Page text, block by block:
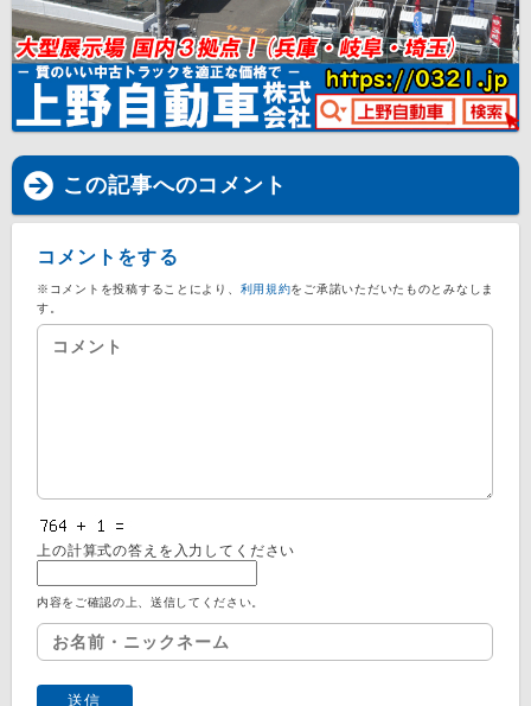
この記事へのコメント
コメントをする
※コメントを投稿することにより、 利用規約をご承諾いただいたものとみなしま
す。
上の計算式の答えを入力してください
内容をご確認の上、送信してください。